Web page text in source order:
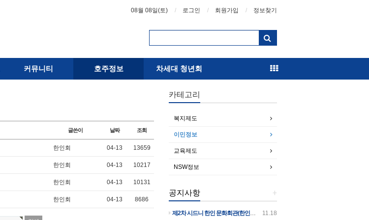
08월 08일(토) 로그인 회원가입 정보찾기
커뮤니티 호주정보 차세대 청년회
글쓴이 날짜 조회
한인회 04-13 13659
한인회 04-13 10217
한인회 04-13 10131
한인회 04-13 8686
카테고리
복지제도
이민정보
교육제도
NSW정보
+
공지사항
11.18
제2차 시드니 한인 문화회관(한인회관)건립 후원의 날 행사 안내입니다